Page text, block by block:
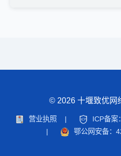
© 2026 十堰致优网
营业执照 |
ICP备案
|
鄂公网安备：